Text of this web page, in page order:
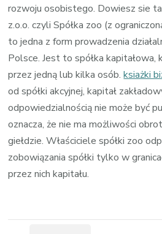
rozwoju osobistego. Dowiesz sie
z.o.o. czyli Spółka zoo (z
to jedna z form prowadzenia
Polsce. Jest to spółka kapitałowa,
przez jedną lub kilka osób.ksiażki
od spółki akcyjnej, kapitał
odpowiedzialnością nie może być
oznacza, że nie ma możliwości
giełdzie. Właściciele spółki zoo
zobowiązania spółki tylko w
przez nich kapitału.